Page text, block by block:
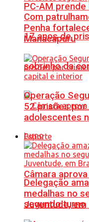
PC-AM
17 anos de
sobrinho da
Câmara
segundo turno
Com
Penha
Manacapuru
Operação
52 prisões por
adolescentes
Esporte
Delegação
medalhas no
Juventude, em